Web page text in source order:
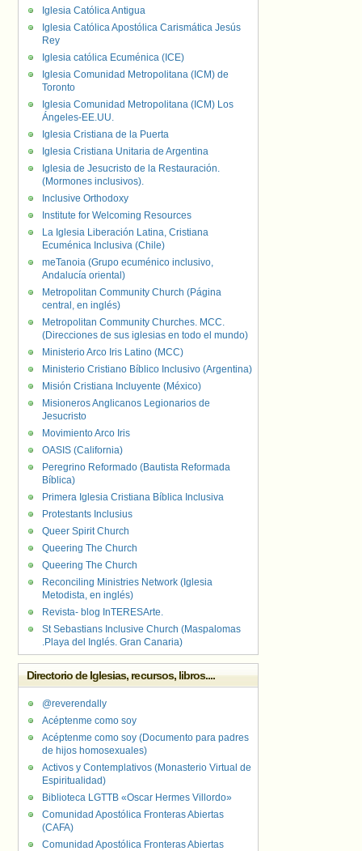
Iglesia Católica Antigua
Iglesia Católica Apostólica Carismática Jesús
Rey
Iglesia católica Ecuménica (ICE)
Iglesia Comunidad Metropolitana (ICM) de
Toronto
Iglesia Comunidad Metropolitana (ICM) Los
Ángeles-EE.UU.
Iglesia Cristiana de la Puerta
Iglesia Cristiana Unitaria de Argentina
Iglesia de Jesucristo de la Restauración.
(Mormones inclusivos).
Inclusive Orthodoxy
Institute for Welcoming Resources
La Iglesia Liberación Latina, Cristiana
Ecuménica Inclusiva (Chile)
meTanoia (Grupo ecuménico inclusivo,
Andalucía oriental)
Metropolitan Community Church (Página
central, en inglés)
Metropolitan Community Churches. MCC.
(Direcciones de sus iglesias en todo el mundo)
Ministerio Arco Iris Latino (MCC)
Ministerio Cristiano Bíblico Inclusivo (Argentina)
Misión Cristiana Incluyente (México)
Misioneros Anglicanos Legionarios de
Jesucristo
Movimiento Arco Iris
OASIS (California)
Peregrino Reformado (Bautista Reformada
Bíblica)
Primera Iglesia Cristiana Bíblica Inclusiva
Protestants Inclusius
Queer Spirit Church
Queering The Church
Queering The Church
Reconciling Ministries Network (Iglesia
Metodista, en inglés)
Revista- blog InTERESArte.
St Sebastians Inclusive Church (Maspalomas
.Playa del Inglés. Gran Canaria)
Directorio de Iglesias, recursos, libros....
@reverendally
Acéptenme como soy
Acéptenme como soy (Documento para padres
de hijos homosexuales)
Activos y Contemplativos (Monasterio Virtual de
Espiritualidad)
Biblioteca LGTTB «Oscar Hermes Villordo»
Comunidad Apostólica Fronteras Abiertas
(CAFA)
Comunidad Apostólica Fronteras Abiertas